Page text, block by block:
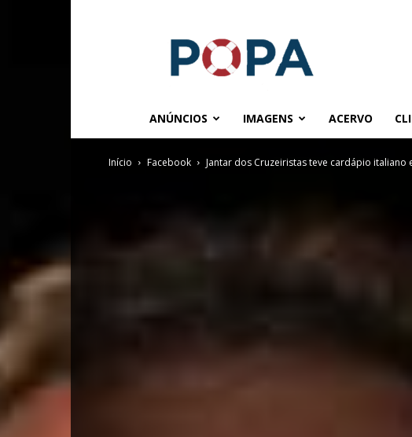
ANÚNCIOS IMAGENS ACERVO
Início Facebook Jantar dos Cruzeiristas teve cardápio italiano